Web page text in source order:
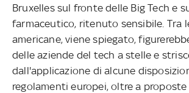
Bruxelles sul fronte delle Big Tech e
farmaceutico, ritenuto sensibile. Tra
americane, viene spiegato,
delle aziende del tech a stelle e
dall'applicazione di alcune
regolamenti europei, oltre a proposte